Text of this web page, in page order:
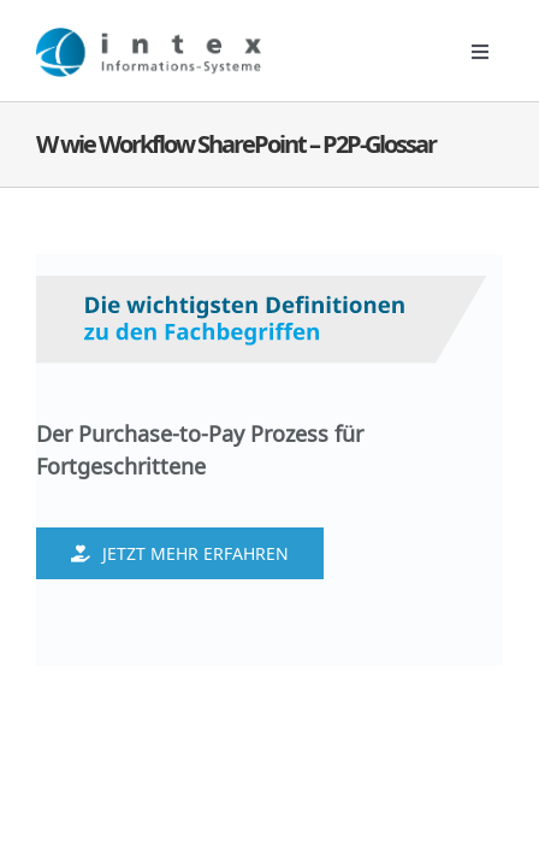
Inhalt
springen
Toggle
Kontakt
W wie Workflow SharePoint – P2P-Glossar
Der Purchase-to-Pay Prozess für
Fortgeschrittene
JETZT MEHR ERFAHREN